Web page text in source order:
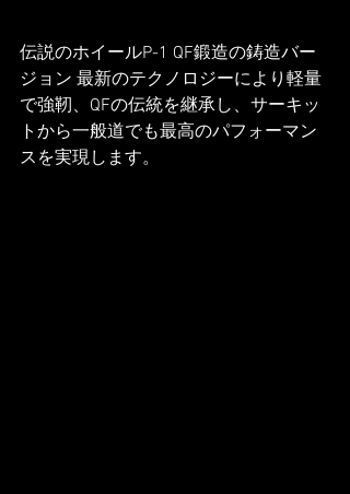
伝説のホイールP-1 QF鍛造の鋳造バー
ジョン 最新のテクノロジーにより軽量
で強靭、QFの伝統を継承し、サーキッ
トから一般道でも最高のパフォーマン
スを実現します。